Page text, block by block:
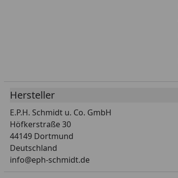
Hersteller
E.P.H. Schmidt u. Co. GmbH
Höfkerstraße 30
44149 Dortmund
Deutschland
info@eph-schmidt.de